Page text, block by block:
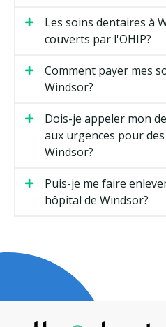
Les soins dentaires à
couverts par l'OHIP?
Comment payer mes
Windsor?
Dois-je appeler mon
aux urgences pour
Windsor?
Puis-je me faire
hôpital de Windsor?